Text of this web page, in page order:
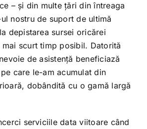
– și din multe țări din întreaga
nostru de suport de ultimă
depistarea sursei oricărei
scurt timp posibil. Datorită
de asistență beneficiază
care le-am acumulat din
dobândită cu o gamă largă
serviciile data viitoare când